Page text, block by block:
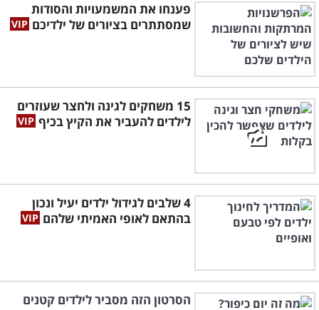
פענחו את המשמעויות והסודות
שמסתתרים בציורים של ילדיכם
15 משחקים לגינה ולחצר שעוזרים
לילדים להעביר את הקיץ בכיף
4 שלבים לגידול ילדים יעיל ונכון
בהתאם לאופי האמיתי שלהם
הסרטון הזה מסביר לילדים קטנים